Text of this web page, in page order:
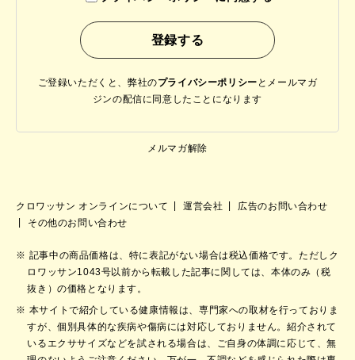
ご登録いただくと、弊社のプライバシーポリシー と メールマガ
ジンの配信に同意したことになります
メルマガ解除
クロワッサン オンラインについて 運営会社
広告のお問い合わせ
その他のお問い合わせ
記事中の商品価格は、特に表記がない場合は税込価格です。ただしク
ロワッサン1043号以前から転載した記事に関しては、本体のみ（税
抜き）の価格となります。
本サイトで紹介している健康情報は、専門家への取材を行っておりま
すが、個別具体的な疾病や傷病には対応しておりません。紹介されて
いるエクササイズなどを試される場合は、ご自身の体調に応じて、無